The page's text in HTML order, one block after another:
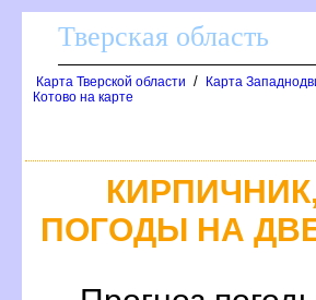
Тверская область
Карта Тверской области /
Карта
Котово на карте
ПОГОДЫ НА